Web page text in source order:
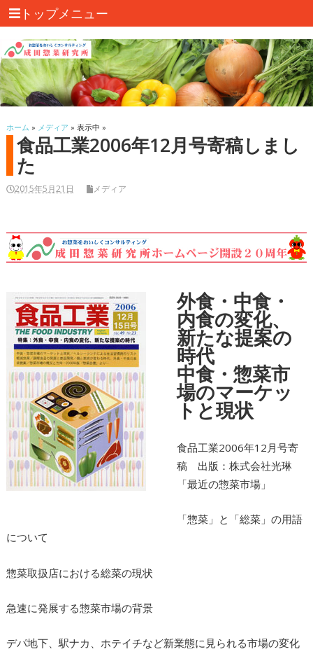
トップメニュー
ホーム » メディア » 表示中 »
食品工業2006年12月号寄稿しまし
た
2015年5月21日 メディア
外食・中食・
内食の変化、
新たな提案の
時代
中食・惣菜市
場のマーケッ
トと現状
食品工業2006年12月号寄
稿 出版：株式会社光琳
「最近の惣菜市場」
「惣菜」と「総菜」の用語
について
惣菜取扱店における総菜の現状
急速に発展する惣菜市場の背景
デパ地下、駅ナカ、ホテイチなど新業態に見られる市場の変化